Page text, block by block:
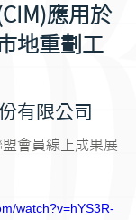
應用於
地重劃工
有限公司
會員線上成果展
watch?v=hYS3R-